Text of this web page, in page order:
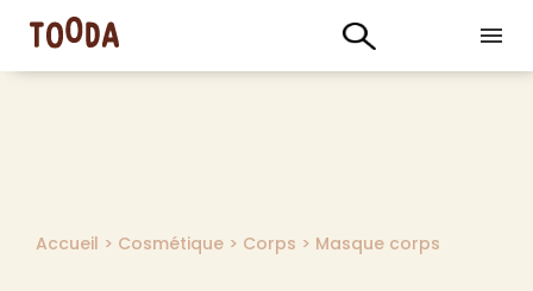
Accueil > Cosmétique > Corps > Masque corps